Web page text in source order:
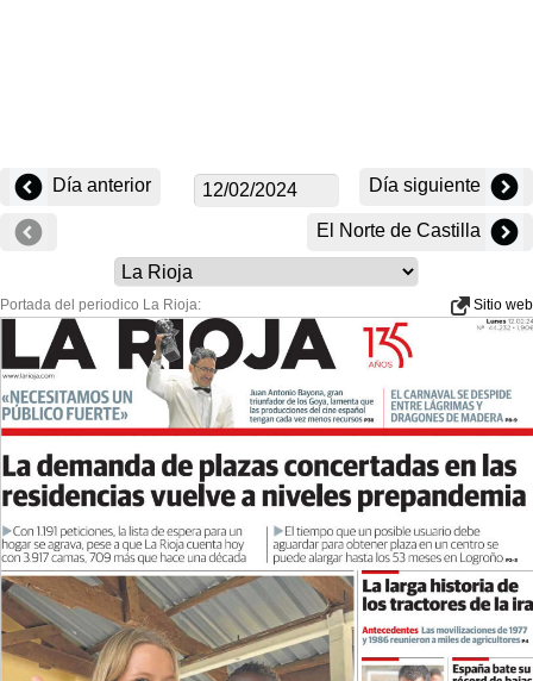
Día anterior Día siguiente
El Norte de Castilla
Portada del periodico La Rioja: Sitio web